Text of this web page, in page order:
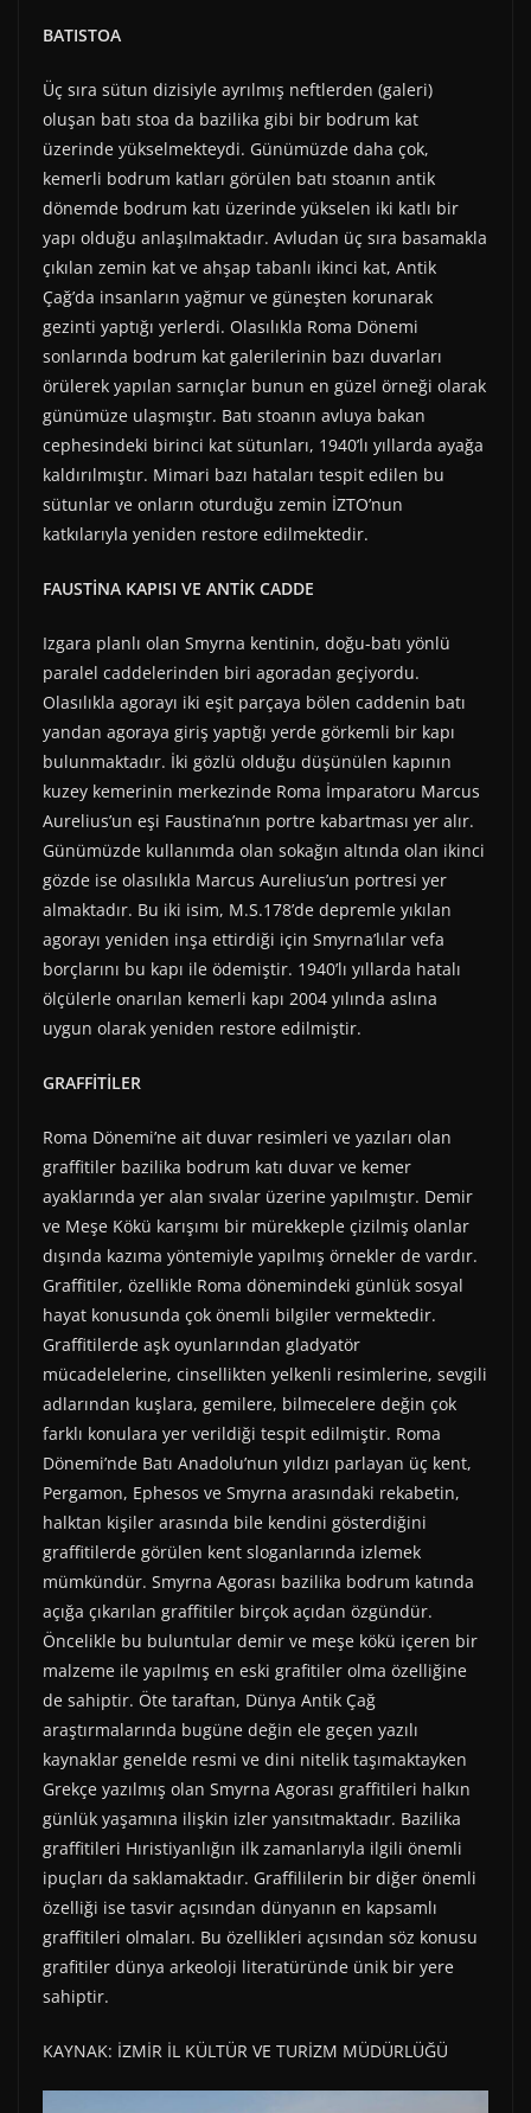
BATISTOA
Üç sıra sütun dizisiyle ayrılmış neftlerden (galeri)
oluşan batı stoa da bazilika gibi bir bodrum kat
üzerinde yükselmekteydi. Günümüzde daha çok,
kemerli bodrum katları görülen batı stoanın antik
dönemde bodrum katı üzerinde yükselen iki katlı bir
yapı olduğu anlaşılmaktadır. Avludan üç sıra basamakla
çıkılan zemin kat ve ahşap tabanlı ikinci kat, Antik
Çağ’da insanların yağmur ve güneşten korunarak
gezinti yaptığı yerlerdi. Olasılıkla Roma Dönemi
sonlarında bodrum kat galerilerinin bazı duvarları
örülerek yapılan sarnıçlar bunun en güzel örneği olarak
günümüze ulaşmıştır. Batı stoanın avluya bakan
cephesindeki birinci kat sütunları, 1940’lı yıllarda ayağa
kaldırılmıştır. Mimari bazı hataları tespit edilen bu
sütunlar ve onların oturduğu zemin İZTO’nun
katkılarıyla yeniden restore edilmektedir.
FAUSTİNA KAPISI VE ANTİK CADDE
Izgara planlı olan Smyrna kentinin, doğu-batı yönlü
paralel caddelerinden biri agoradan geçiyordu.
Olasılıkla agorayı iki eşit parçaya bölen caddenin batı
yandan agoraya giriş yaptığı yerde görkemli bir kapı
bulunmaktadır. İki gözlü olduğu düşünülen kapının
kuzey kemerinin merkezinde Roma İmparatoru Marcus
Aurelius’un eşi Faustina’nın portre kabartması yer alır.
Günümüzde kullanımda olan sokağın altında olan ikinci
gözde ise olasılıkla Marcus Aurelius’un portresi yer
almaktadır. Bu iki isim, M.S.178’de depremle yıkılan
agorayı yeniden inşa ettirdiği için Smyrna’lılar vefa
borçlarını bu kapı ile ödemiştir. 1940’lı yıllarda hatalı
ölçülerle onarılan kemerli kapı 2004 yılında aslına
uygun olarak yeniden restore edilmiştir.
GRAFFİTİLER
Roma Dönemi’ne ait duvar resimleri ve yazıları olan
graffitiler bazilika bodrum katı duvar ve kemer
ayaklarında yer alan sıvalar üzerine yapılmıştır. Demir
ve Meşe Kökü karışımı bir mürekkeple çizilmiş olanlar
dışında kazıma yöntemiyle yapılmış örnekler de vardır.
Graffitiler, özellikle Roma dönemindeki günlük sosyal
hayat konusunda çok önemli bilgiler vermektedir.
Graffitilerde aşk oyunlarından gladyatör
mücadelelerine, cinsellikten yelkenli resimlerine, sevgili
adlarından kuşlara, gemilere, bilmecelere değin çok
farklı konulara yer verildiği tespit edilmiştir. Roma
Dönemi’nde Batı Anadolu’nun yıldızı parlayan üç kent,
Pergamon, Ephesos ve Smyrna arasındaki rekabetin,
halktan kişiler arasında bile kendini gösterdiğini
graffitilerde görülen kent sloganlarında izlemek
mümkündür. Smyrna Agorası bazilika bodrum katında
açığa çıkarılan graffitiler birçok açıdan özgündür.
Öncelikle bu buluntular demir ve meşe kökü içeren bir
malzeme ile yapılmış en eski grafitiler olma özelliğine
de sahiptir. Öte taraftan, Dünya Antik Çağ
araştırmalarında bugüne değin ele geçen yazılı
kaynaklar genelde resmi ve dini nitelik taşımaktayken
Grekçe yazılmış olan Smyrna Agorası graffitileri halkın
günlük yaşamına ilişkin izler yansıtmaktadır. Bazilika
graffitileri Hıristiyanlığın ilk zamanlarıyla ilgili önemli
ipuçları da saklamaktadır. Graffililerin bir diğer önemli
özelliği ise tasvir açısından dünyanın en kapsamlı
graffitileri olmaları. Bu özellikleri açısından söz konusu
grafitiler dünya arkeoloji literatüründe ünik bir yere
sahiptir.
KAYNAK: İZMİR İL KÜLTÜR VE TURİZM MÜDÜRLÜĞÜ